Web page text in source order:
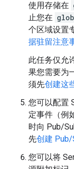
使用存储在
止您在
个区域设置
据驻留注意
此任务仅允
果您需要为
须先创建这
您可以配置
定事件（例
时向 Pub/
先创建 Pub/
您可以将